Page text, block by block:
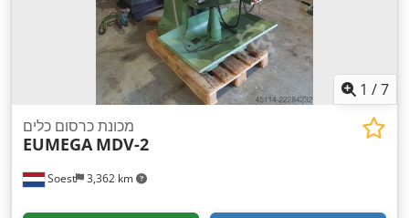
1 /7
Soest 3,362 km
מכונת כרסום כלים
EUMEGA MDV-2